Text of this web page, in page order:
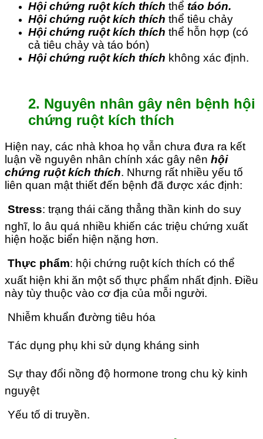
Hội chứng ruột kích thích thể táo bón.
Hội chứng ruột kích thích thể tiêu chảy
Hội chứng ruột kích thích thể hỗn hợp (có
cả tiêu chảy và táo bón)
Hội chứng ruột kích thích không xác định.
2. Nguyên nhân gây nên bệnh hội
chứng ruột kích thích
Hiện nay, các nhà khoa họ vẫn chưa đưa ra kết
luận về nguyên nhân chính xác gây nên hội
chứng ruột kích thích. Nhưng rất nhiều yếu tố
liên quan mật thiết đến bệnh đã được xác định:
Stress: trạng thái căng thẳng thần kinh do suy
nghĩ, lo âu quá nhiều khiến các triệu chứng xuất
hiện hoặc biển hiện nặng hơn.
Thực phẩm: hội chứng ruột kích thích có thể
xuất hiện khi ăn một số thực phẩm nhất định. Điều
này tùy thuộc vào cơ địa của mỗi người.
 Nhiễm khuẩn đường tiêu hóa
 Tác dụng phụ khi sử dụng kháng sinh
 Sự thay đổi nồng độ hormone trong chu kỳ kinh
nguyệt
 Yếu tố di truyền.